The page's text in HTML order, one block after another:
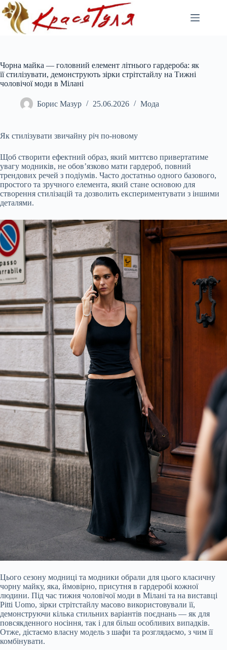
Перейти
до
вмісту
Чорна майка — головний елемент літнього гардероба: як
її стилізувати, демонструють зірки стрітстайлу на Тижні
чоловічої моди в Мілані
Борис Мазур 25.06.2026 Мода
Як стилізувати звичайну річ по-новому
Щоб створити ефектний образ, який миттєво привертатиме
увагу модників, не обов’язково мати гардероб, повний
трендових речей з подіумів. Часто достатньо одного базового,
простого та зручного елемента, який стане основою для
створення стилізацій та дозволить експериментувати з іншими
деталями.
Цього сезону модниці та модники обрали для цього класичну
чорну майку, яка, ймовірно, присутня в гардеробі кожної
людини. Під час тижня чоловічої моди в Мілані та на виставці
Pitti Uomo, зірки стрітстайлу масово використовували її,
демонструючи кілька стильних варіантів поєднань — як для
повсякденного носіння, так і для більш особливих випадків.
Отже, дістаємо власну модель з шафи та розглядаємо, з чим її
комбінувати.